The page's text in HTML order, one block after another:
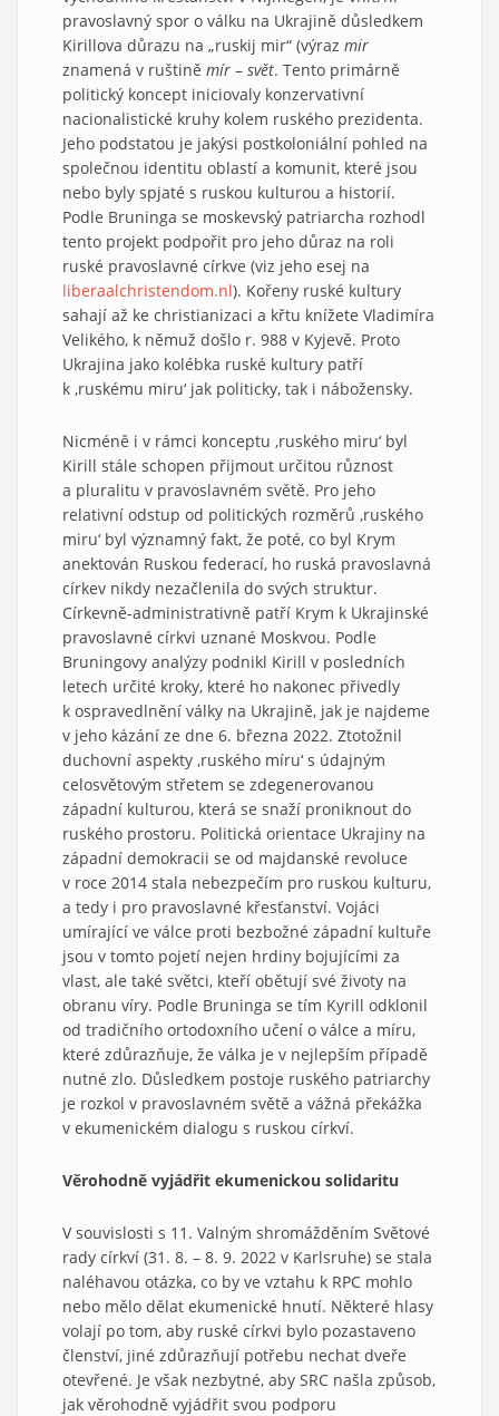
pravoslavný spor o válku na Ukrajině důsledkem
Kirillova důrazu na „ruskij mir“ (výraz mir
znamená v ruštině mír – svět. Tento primárně
politický koncept iniciovaly konzervativní
nacionalistické kruhy kolem ruského prezidenta.
Jeho podstatou je jakýsi postkoloniální pohled na
společnou identitu oblastí a komunit, které jsou
nebo byly spjaté s ruskou kulturou a historií.
Podle Bruninga se moskevský patriarcha rozhodl
tento projekt podpořit pro jeho důraz na roli
ruské pravoslavné církve (viz jeho esej na
liberaalchristendom.nl). Kořeny ruské kultury
sahají až ke christianizaci a křtu knížete Vladimíra
Velikého, k němuž došlo r. 988 v Kyjevě. Proto
Ukrajina jako kolébka ruské kultury patří
k ‚ruskému miru‘ jak politicky, tak i nábožensky.
Nicméně i v rámci konceptu ‚ruského miru‘ byl
Kirill stále schopen přijmout určitou různost
a pluralitu v pravoslavném světě. Pro jeho
relativní odstup od politických rozměrů ‚ruského
miru‘ byl významný fakt, že poté, co byl Krym
anektován Ruskou federací, ho ruská pravoslavná
církev nikdy nezačlenila do svých struktur.
Církevně-administrativně patří Krym k Ukrajinské
pravoslavné církvi uznané Moskvou. Podle
Bruningovy analýzy podnikl Kirill v posledních
letech určité kroky, které ho nakonec přivedly
k ospravedlnění války na Ukrajině, jak je najdeme
v jeho kázání ze dne 6. března 2022. Ztotožnil
duchovní aspekty ‚ruského míru‘ s údajným
celosvětovým střetem se zdegenerovanou
západní kulturou, která se snaží proniknout do
ruského prostoru. Politická orientace Ukrajiny na
západní demokracii se od majdanské revoluce
v roce 2014 stala nebezpečím pro ruskou kulturu,
a tedy i pro pravoslavné křesťanství. Vojáci
umírající ve válce proti bezbožné západní kultuře
jsou v tomto pojetí nejen hrdiny bojujícími za
vlast, ale také světci, kteří obětují své životy na
obranu víry. Podle Bruninga se tím Kyrill odklonil
od tradičního ortodoxního učení o válce a míru,
které zdůrazňuje, že válka je v nejlepším případě
nutné zlo. Důsledkem postoje ruského patriarchy
je rozkol v pravoslavném světě a vážná překážka
v ekumenickém dialogu s ruskou církví.
Věrohodně vyjádřit ekumenickou solidaritu
V souvislosti s 11. Valným shromážděním Světové
rady církví (31. 8. – 8. 9. 2022 v Karlsruhe) se stala
naléhavou otázka, co by ve vztahu k RPC mohlo
nebo mělo dělat ekumenické hnutí. Některé hlasy
volají po tom, aby ruské církvi bylo pozastaveno
členství, jiné zdůrazňují potřebu nechat dveře
otevřené. Je však nezbytné, aby SRC našla způsob,
jak věrohodně vyjádřit svou podporu